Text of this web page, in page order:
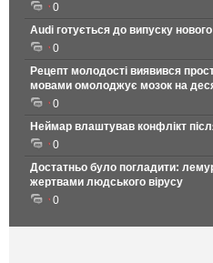
0
Audi готується до випуску
0
Рецепт молодості виявився
мовами омолоджує мозок на
0
Неймар влаштував конфлікт
0
Достатньо було погладити:
жертвами людського вірусу
0